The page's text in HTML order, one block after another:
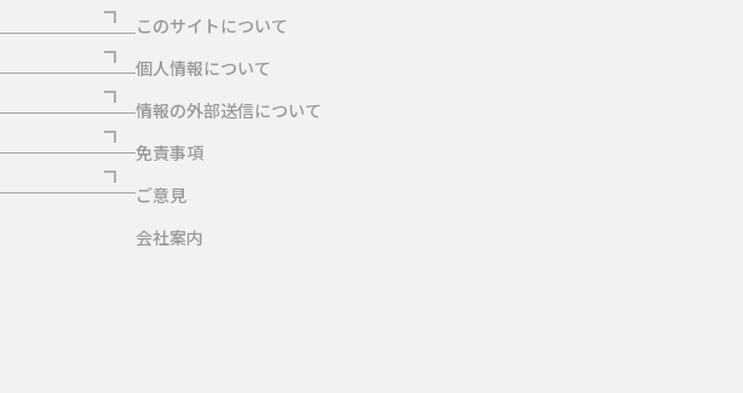
このサイトについて
個人情報について
情報の外部送信について
免責事項
ご意見
会社案内